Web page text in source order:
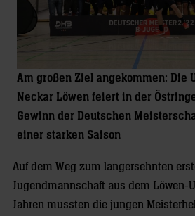
Am großen Ziel angekommen: Die
Neckar Löwen feiert in der
Gewinn der Deutschen
einer starken Saison
Auf dem Weg zum langersehnten
Jugendmannschaft aus dem Löwen-
Jahren mussten die jungen